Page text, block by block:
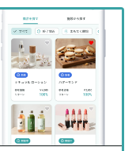
記
事
を
購
読
す
マ
ガ
登
録
す
る